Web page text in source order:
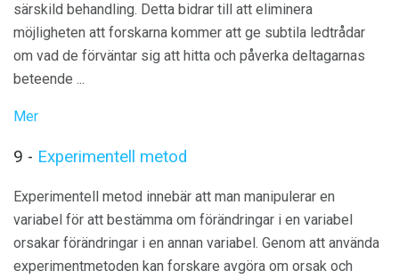
särskild behandling. Detta bidrar till att eliminera
möjligheten att forskarna kommer att ge subtila ledtrådar
om vad de förväntar sig att hitta och påverka deltagarnas
beteende ...
Mer
9 - Experimentell metod
Experimentell metod innebär att man manipulerar en
variabel för att bestämma om förändringar i en variabel
orsakar förändringar i en annan variabel. Genom att använda
experimentmetoden kan forskare avgöra om orsak och